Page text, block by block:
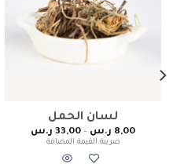
لسان الحمل
8,00 ر.س –
33,00 ر.س
ضريبة القيمة المضافة